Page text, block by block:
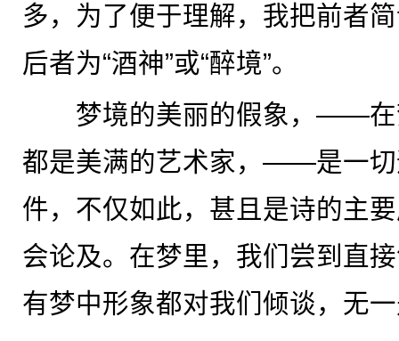
多，为了便于理解，我把前者简
后者为“酒神”或“醉境”。
梦境的美丽的假象，——在
都是美满的艺术家，——是一切
件，不仅如此，甚且是诗的主
会论及。在梦里，我们尝到直
有梦中形象都对我们倾谈，无